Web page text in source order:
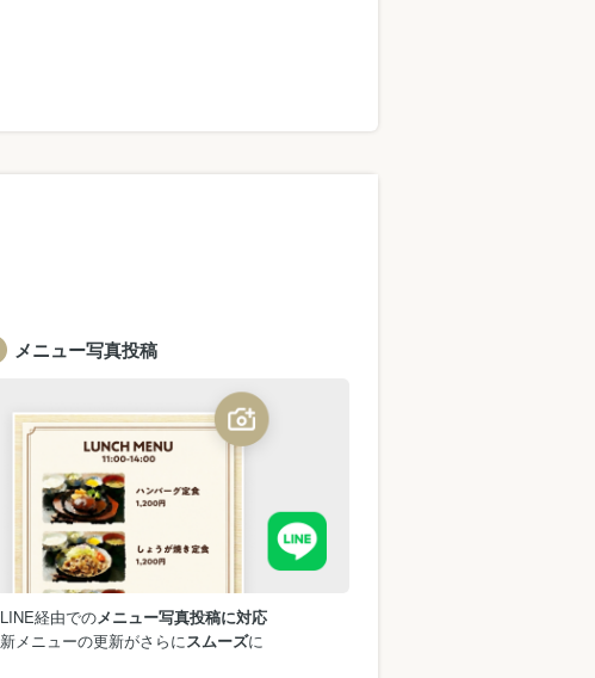
メニュー写真投稿
LINE経由でのメニュー写真投稿に対応
新メニューの更新がさらにスムーズに